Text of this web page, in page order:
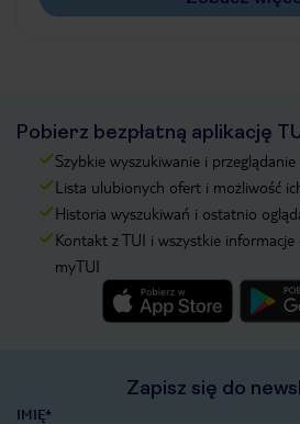
Pobierz bezpłatną aplikację
Szybkie wyszukiwanie i
Lista ulubionych ofert i możliwość
Historia wyszukiwań i ostatnio
Kontakt z TUI i wszystkie informacje
myTUI
Zapisz się do
IMIĘ*